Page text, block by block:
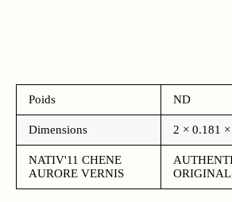
Poids ND
Dimensions 2 × 0.181
NATIV'11 CHENE
AURORE VERNIS